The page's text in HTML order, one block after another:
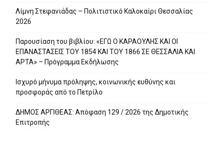
Λίμνη Στεφανιάδας – Πολιτιστικό Καλοκαίρι Θεσσαλίας
2026
Παρουσίαση του βιβλίου: «ΕΓΩ Ο ΚΑΡΑΟΥΛΗΣ ΚΑΙ ΟΙ
ΕΠΑΝΑΣΤΑΣΕΙΣ ΤΟΥ 1854 ΚΑΙ ΤΟΥ 1866 ΣΕ ΘΕΣΣΑΛΙΑ ΚΑΙ
ΑΡΤΑ» – Πρόγραμμα Εκδήλωσης
Ισχυρό μήνυμα πρόληψης, κοινωνικής ευθύνης και
προσφοράς από το Πετρίλο
ΔΗΜΟΣ ΑΡΓΙΘΕΑΣ: Απόφαση 129 / 2026 της Δημοτικής
Επιτροπής